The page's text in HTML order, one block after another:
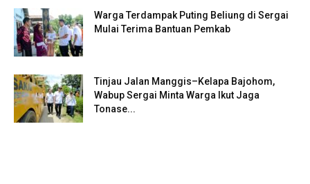
Warga Terdampak Puting Beliung di Sergai
Mulai Terima Bantuan Pemkab
Tinjau Jalan Manggis–Kelapa Bajohom,
Wabup Sergai Minta Warga Ikut Jaga
Tonase...